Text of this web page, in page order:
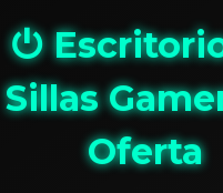
⏻
Sillas
Oferta